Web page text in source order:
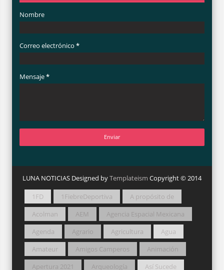
Nombre
Correo electrónico *
Mensaje*
LUNA NOTICIAS Designed byTemplateism Copyright © 2014
1FD 1FiebreDeportiva
A propósito de
Acolman
AEM
Agencia Espacial Mexicana
Agenda
Agrario Agricultura
Agua
Amateur
Amigos Camperos
Animación
Apertura 2021
Arqueología
Así Sucede